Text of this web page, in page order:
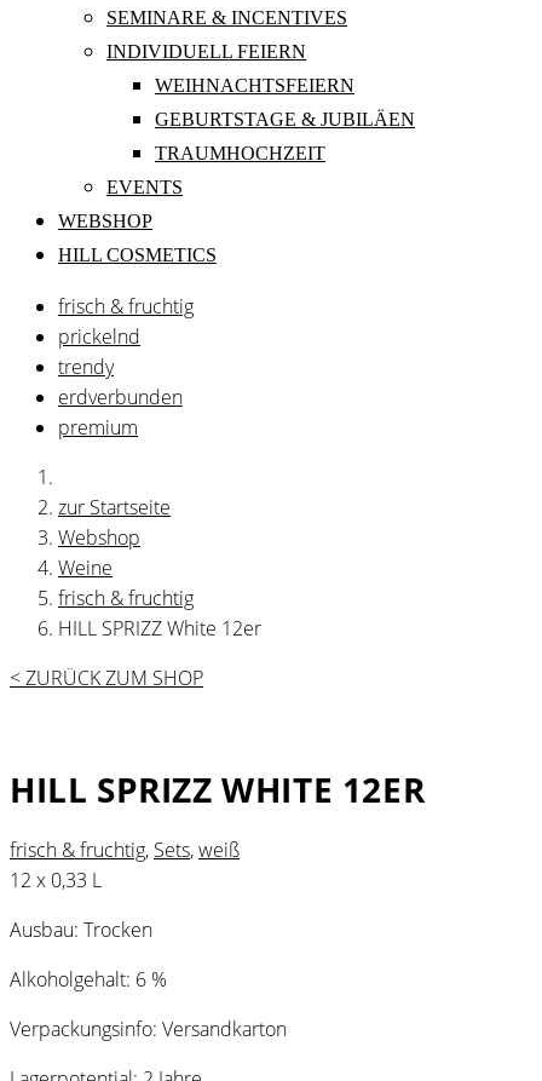
SEMINARE & INCENTIVES
INDIVIDUELL FEIERN
WEIHNACHTSFEIERN
GEBURTSTAGE & JUBILÄEN
TRAUMHOCHZEIT
EVENTS
WEBSHOP
HILL COSMETICS
frisch & fruchtig
prickelnd
trendy
erdverbunden
premium
zur Startseite
Webshop
Weine
frisch & fruchtig
HILL SPRIZZ White 12er
< ZURÜCK ZUM SHOP
HILL SPRIZZ WHITE 12ER
frisch & fruchtig, Sets,weiß
12 x 0,33 L
Ausbau: Trocken
Alkoholgehalt: 6 %
Verpackungsinfo: Versandkarton